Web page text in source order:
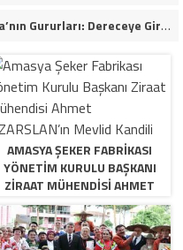
AÇI EĞİTİM KURUMLARINDA “Amasya’nın Gururları: Dereceye Giren Öğrenciler İçin Anlamlı Tören”
AMASYA ŞEKER FABRIKASI
YÖNETIM KURULU BAŞKANI
ZIRAAT MÜHENDISI AHMET
ÖZARSLAN’IN MEVLID KANDILI
MESAJI